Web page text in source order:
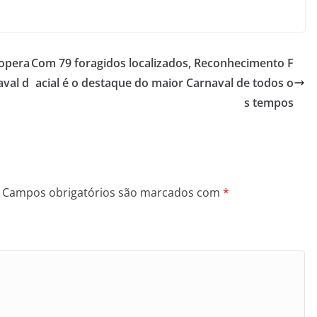
d
Com 79 foragidos localizados, Reconhecimento F
acial é o destaque do maior Carnaval de todos o
s tempos
Campos obrigatórios são marcados com *